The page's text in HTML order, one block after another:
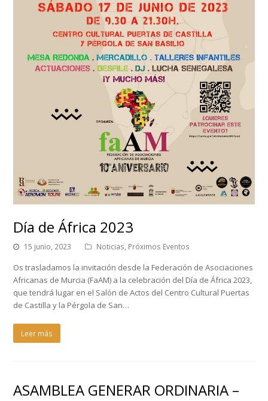
Día de África 2023
15 junio, 2023 Noticias, Próximos Eventos
Os trasladamos la invitación desde la Federación de Asociaciones
Africanas de Murcia (FaAM) a la celebración del Día de África 2023,
que tendrá lugar en el Salón de Actos del Centro Cultural Puertas
de Castilla y la Pérgola de San…
Leer más
ASAMBLEA GENERAR ORDINARIA –